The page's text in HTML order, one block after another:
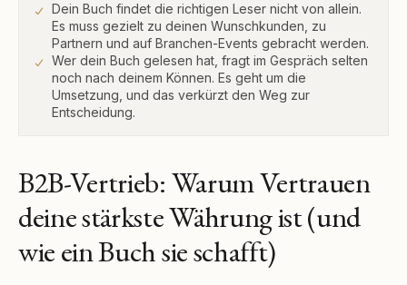
Dein Buch findet die richtigen Leser nicht von allein.
Es muss gezielt zu deinen Wunschkunden, zu
Partnern und auf Branchen-Events gebracht werden.
Wer dein Buch gelesen hat, fragt im Gespräch selten
noch nach deinem Können. Es geht um die
Umsetzung, und das verkürzt den Weg zur
Entscheidung.
B2B-Vertrieb: Warum Vertrauen
deine stärkste Währung ist (und
wie ein Buch sie schafft)